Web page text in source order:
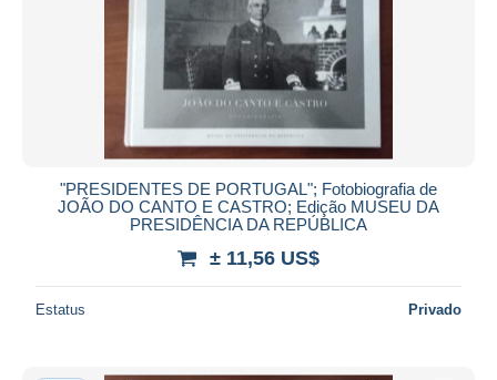
"PRESIDENTES DE PORTUGAL"; Fotobiografia de
JOÃO DO CANTO E CASTRO; Edição MUSEU DA
PRESIDÊNCIA DA REPÚBLICA
± 11,56 US$
Estatus Privado